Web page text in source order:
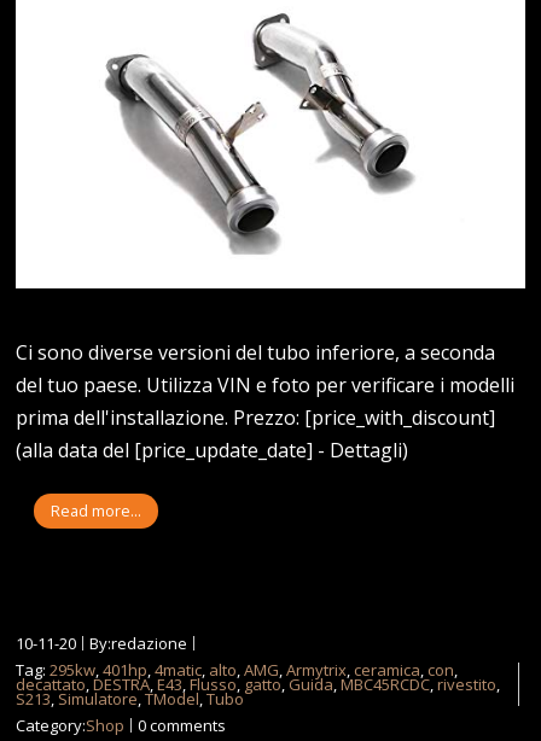
Ci sono diverse versioni del tubo inferiore, a seconda
del tuo paese. Utilizza VIN e foto per verificare i modelli
prima dell'installazione. Prezzo: [price_with_discount]
(alla data del [price_update_date] - Dettagli)
Read more...
10-11-20
By:redazione
Tag:295kw,401hp,4matic, alto,AMG,Armytrix, ceramica, con,
decattato,DESTRA,E43,Flusso, gatto, Guida,MBC45RCDC,rivestito,
S213, Simulatore,TModel,Tubo
Category:Shop 0 comments